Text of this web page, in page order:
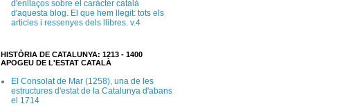
d'enllaços sobre el caràcter català
d'aquesta blog. El que hem llegit: tots els
articles i ressenyes dels llibres. v.4
HISTÒRIA DE CATALUNYA: 1213 - 1400
APOGEU DE L'ESTAT CATALÀ
El Consolat de Mar (1258), una de les
estructures d'estat de la Catalunya d'abans
el 1714